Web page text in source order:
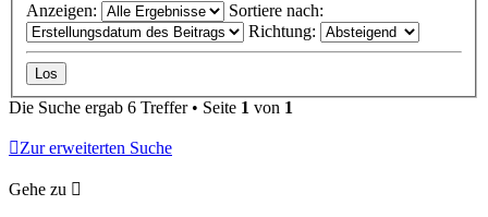
Anzeigen:
Sortiere nach:
Richtung:
Die Suche ergab 6 Treffer • Seite 1 von 1
Zur erweiterten Suche
Gehe zu